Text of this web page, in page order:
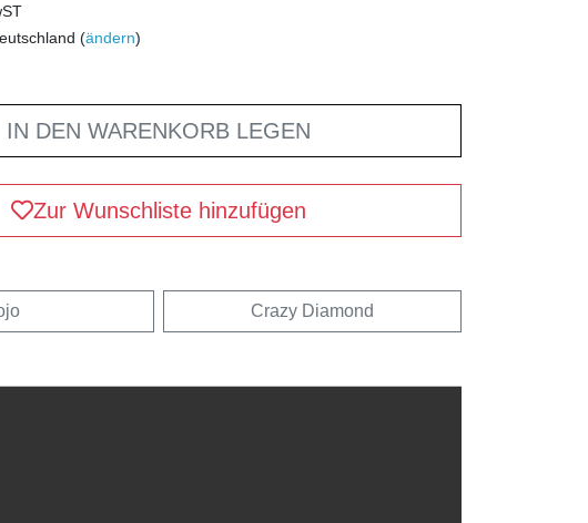
(ändern)
IN DEN WARENKORB LEGEN
Zur Wunschliste hinzufügen
Crazy Diamond